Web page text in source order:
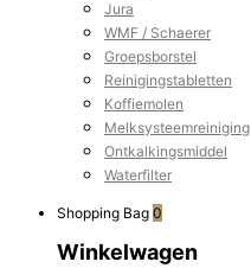
Jura
WMF / Schaerer
Groepsborstel
Reinigingstabletten
Koffiemolen
Melksysteemreiniging
Ontkalkingsmiddel
Waterfilter
Shopping Bag 0
Winkelwagen